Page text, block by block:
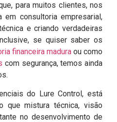
para muitos clientes, nos
em consultoria empresarial,
e criando verdadeiras
se quiser saber os
financeira madura ou como
com segurança, temos ainda
do Lure Control, está
que mistura técnica, visão
no desenvolvimento de